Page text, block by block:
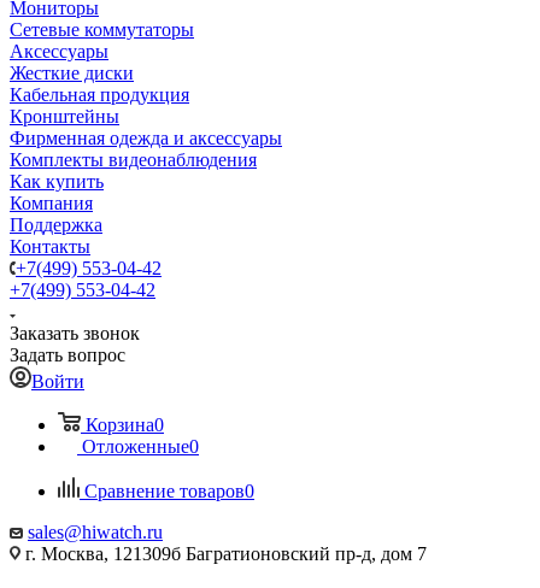
Мониторы
Сетевые коммутаторы
Аксессуары
Жесткие диски
Кабельная продукция
Кронштейны
Фирменная одежда и аксессуары
Комплекты видеонаблюдения
Как купить
Компания
Поддержка
Контакты
+7(499) 553-04-42
+7(499) 553-04-42
Заказать звонок
Задать вопрос
Войти
Корзина0
Отложенные0
Сравнение товаров0
sales@hiwatch.ru
г. Москва, 121309б Багратионовский пр-д, дом 7